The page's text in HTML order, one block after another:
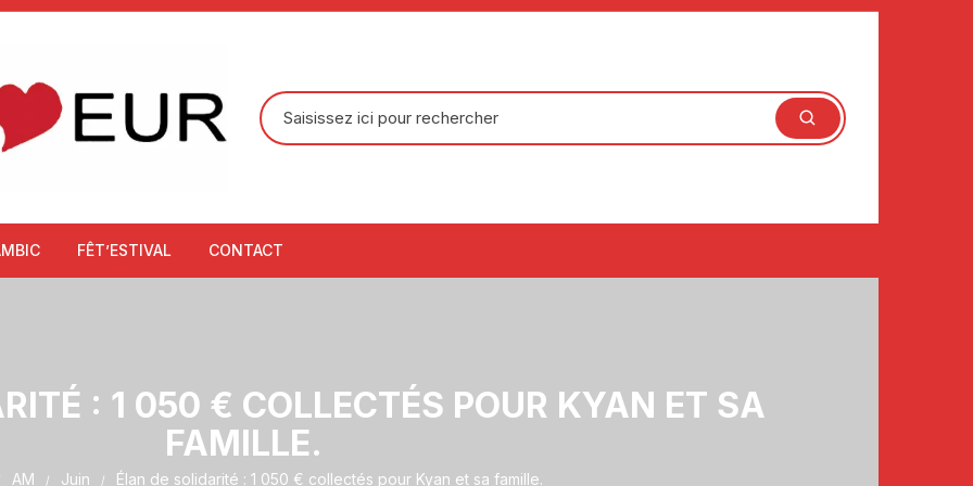
Recherche
pour
FÊT’ESTIVAL CONTACT
: 1 050 € COLLECTÉS POUR KYAN ET SA
FAMILLE.
AM Juin Élan de solidarité : 1 050 € collectés pour Kyan et sa famille.